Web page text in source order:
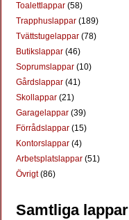
Toalettlappar (58)
Trapphuslappar (189)
Tvättstugelappar (78)
Butikslappar (46)
Soprumslappar (10)
Gårdslappar (41)
Skollappar (21)
Garagelappar (39)
Förrådslappar (15)
Kontorslappar (4)
Arbetsplatslappar (51)
Övrigt(86)
Samtliga lappar